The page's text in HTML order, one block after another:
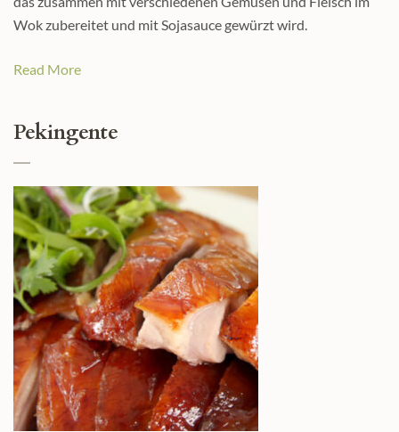
Wok zubereitet und mit Sojasauce gewürzt wird.
Read More
Pekingente